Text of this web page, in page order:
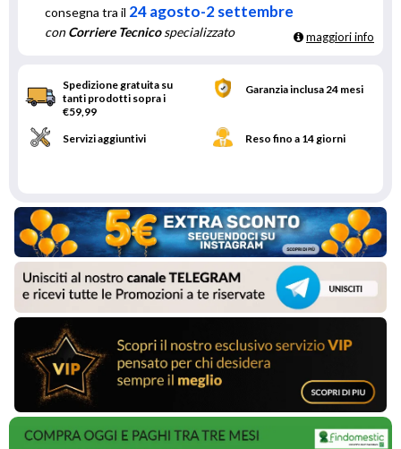
consegna tra il 24 agosto-2 settembre
conCorriere Tecnicospecializzato maggiori info
Spedizione gratuita su
tanti prodotti sopra i
€59,99
Garanzia inclusa 24 mesi
Servizi aggiuntivi Reso fino a 14 giorni